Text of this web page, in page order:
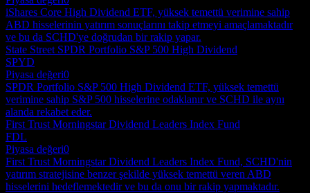
iShares Core High Dividend ETF, yüksek temettü verimine sahip
ABD hisselerinin yatırım sonuçlarını takip etmeyi amaçlamaktadır
ve bu da SCHD'ye doğrudan bir rakip yapar.
State Street SPDR Portfolio S&P 500 High Dividend
SPYD
Piyasa değeri0
SPDR Portfolio S&P 500 High Dividend ETF, yüksek temettü
verimine sahip S&P 500 hisselerine odaklanır ve SCHD ile aynı
alanda rekabet eder.
First Trust Morningstar Dividend Leaders Index Fund
FDL
Piyasa değeri0
First Trust Morningstar Dividend Leaders Index Fund, SCHD'nin
yatırım stratejisine benzer şekilde yüksek temettü veren ABD
hisselerini hedeflemektedir ve bu da onu bir rakip yapmaktadır.